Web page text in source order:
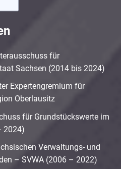
für
Sachsen (2014 bis 2024)
Expertengremium für
Oberlausitz
für Grundstückswerte im
2024)
Verwaltungs- und
– SVWA (2006 – 2022)